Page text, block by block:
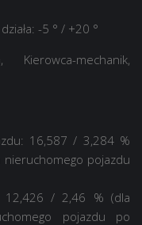
-5 ° / +20 °
mechanik,
16,587 / 3,284 %
pojazdu
12,426 / 2,46 % (dla
pojazdu po